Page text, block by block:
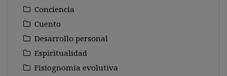
Conciencia
Cuento
Desarrollo personal
Espiritualidad
Fisiognomía evolutiva